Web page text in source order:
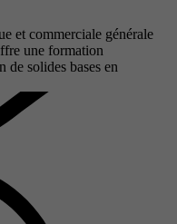
et commerciale générale
une formation
de solides bases en